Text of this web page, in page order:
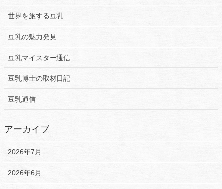
世界を旅する豆乳
豆乳の魅力発見
豆乳マイスター通信
豆乳博士の取材日記
豆乳通信
アーカイブ
2026年7月
2026年6月